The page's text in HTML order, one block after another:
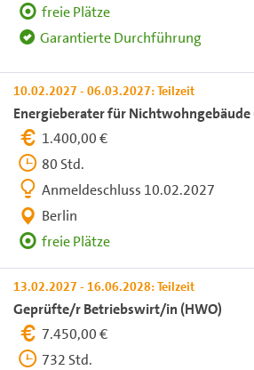
freie Plätze
Garantierte Durchführung
10.02.2027 - 06.03.2027: Teilzeit
Energieberater für
1.400,00 €
80 Std.
Anmeldeschluss 10.02.2027
Berlin
freie Plätze
13.02.2027 - 16.06.2028: Teilzeit
Geprüfte/r Betriebswirt/in (HWO)
7.450,00 €
732 Std.